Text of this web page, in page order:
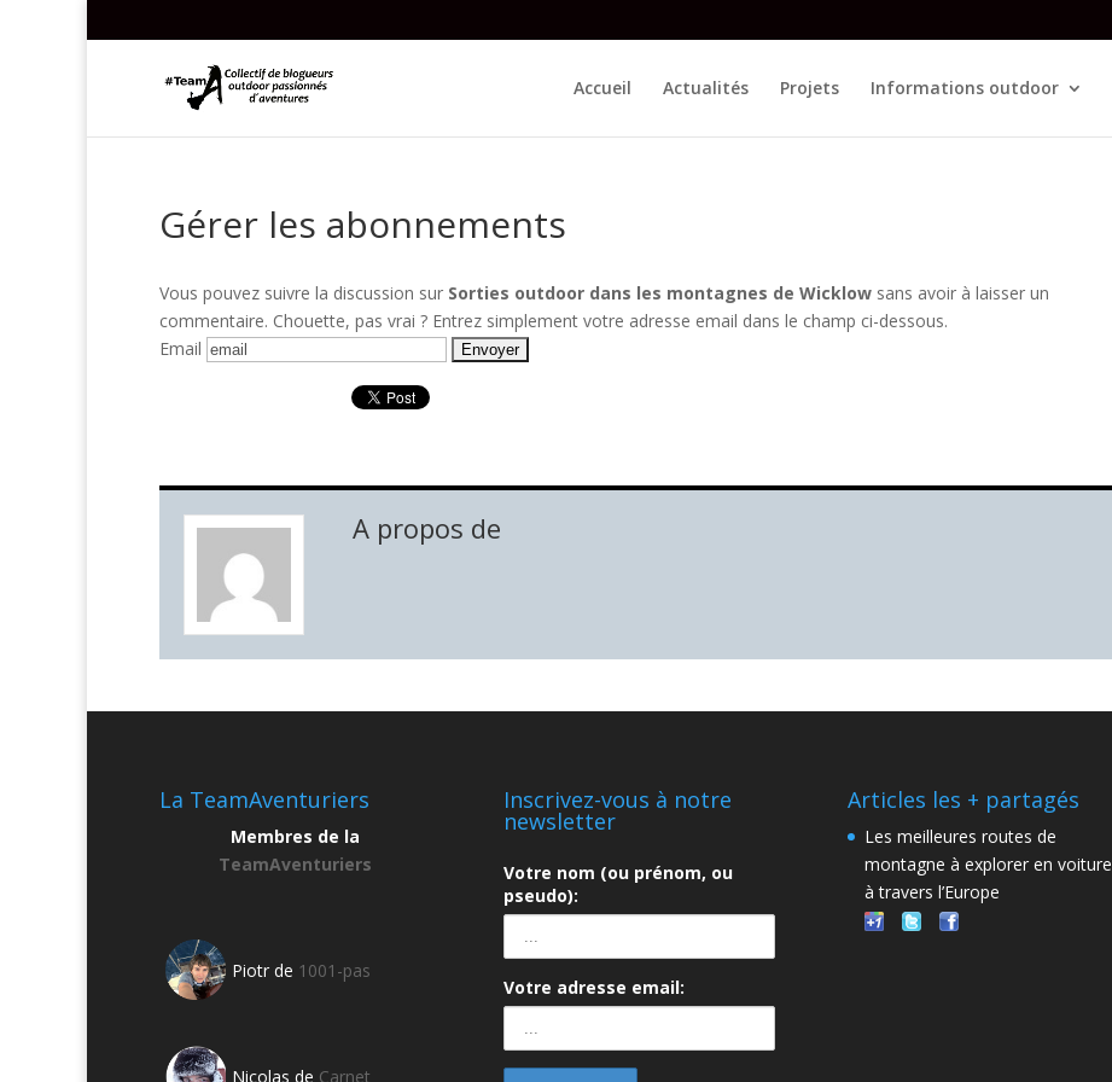
Accueil Actualités Projets Informations outdoor
Gérer les abonnements
Vous pouvez suivre la discussion sur Sorties outdoor dans les montagnes de Wicklow sans avoir à laisser un
commentaire. Chouette, pas vrai ? Entrez simplement votre adresse email dans le champ ci-dessous.
Email
A propos de
La TeamAventuriers
Membres de la
TeamAventuriers
Piotr de 1001-pas
Nicolas de Carnet
Inscrivez-vous à notre
newsletter
Votre nom (ou prénom, ou
pseudo):
Votre adresse email:
Articles les + partagés
Les meilleures routes de
montagne à explorer en voiture
à travers l’Europe